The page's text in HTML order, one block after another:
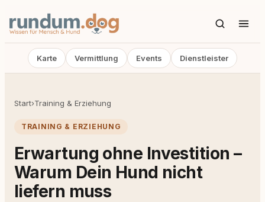
Karte Vermittlung Events Dienstleister
Start›Training & Erziehung
TRAINING & ERZIEHUNG
Erwartung ohne Investition –
Warum Dein Hund nicht
liefern muss